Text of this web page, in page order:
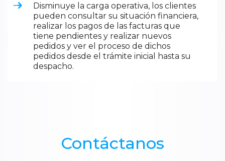
Disminuye la carga operativa, los clientes
pueden consultar su situación financiera,
realizar los pagos de las facturas que
tiene pendientes y realizar nuevos
pedidos y ver el proceso de dichos
pedidos desde el trámite inicial hasta su
despacho.
Contáctanos